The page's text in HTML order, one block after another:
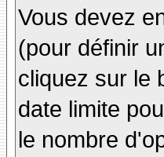
Vous devez
(pour définir
cliquez sur le
date limite
le nombre